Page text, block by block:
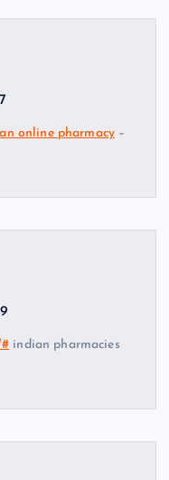
online pharmacy–
indian pharmacies